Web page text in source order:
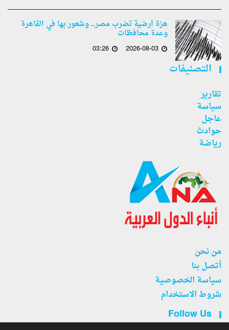
هزة أرضية تضرب مصر.. وشعور بها في القاهرة
وعدة محافظات
2026-08-03
03:26
التصنيفات
تقارير
سياسة
عاجل
حوادث
رياضة
من نحن
أتصل بنا
سياسة الخصوصية
شروط الاستخدام
Follow Us